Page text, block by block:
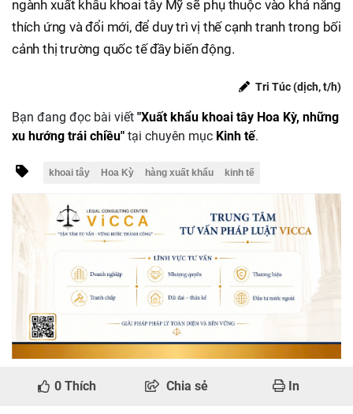
ngành xuất khẩu khoai tây Mỹ sẽ phụ thuộc vào khả năng
thích ứng và đổi mới, để duy trì vị thế cạnh tranh trong bối
cảnh thị trường quốc tế đầy biến động.
Tri Túc (dịch, t/h)
Bạn đang đọc bài viết "Xuất khẩu khoai tây Hoa Kỳ, những
xu hướng trái chiều" tại chuyên mục Kinh tế.
khoai tây Hoa Kỳ hàng xuất khẩu kinh tế
0 Thích Chia sẻ In